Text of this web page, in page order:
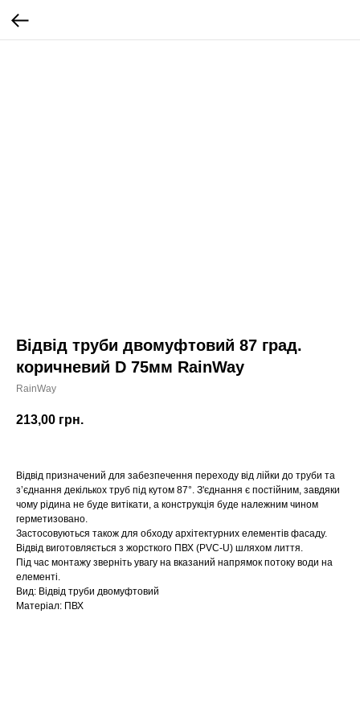
Відвід труби двомуфтовий 87 град.
коричневий D 75мм RainWay
RainWay
213,00 грн.
Відвід призначений для забезпечення переходу від лійки до труби та
з’єднання декількох труб під кутом 87°. З'єднання є постійним, завдяки
чому рідина не буде витікати, а конструкція буде належним чином
герметизовано.
Застосовуються також для обходу архітектурних елементів фасаду.
Відвід виготовляється з жорсткого ПВХ (PVC-U) шляхом лиття.
Під час монтажу зверніть увагу на вказаний напрямок потоку води на
елементі.
Вид: Відвід труби двомуфтовий
Матеріал: ПВХ